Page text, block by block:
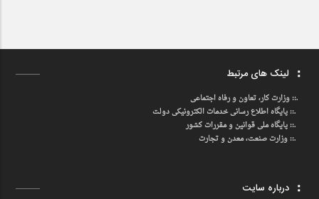
لینک های مرتبط
.::وزارت کار، تعاون و رفاه اجتماعی
.::پایگاه اطلاع رسانی خدمات الکترونیکی دولت
.::پایگاه ملی قوانین و مقررات کشور
.:: وزارت صنعت، معدن و تجارت
درباره سایت